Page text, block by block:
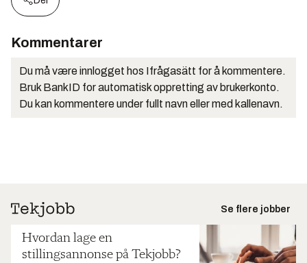
Kommentarer
Du må være innlogget hos Ifrågasätt for å kommentere.
Bruk BankID for automatisk oppretting av brukerkonto.
Du kan kommentere under fullt navn eller med kallenavn.
Se flere jobber
Hvordan lage en
stillingsannonse på Tekjobb?